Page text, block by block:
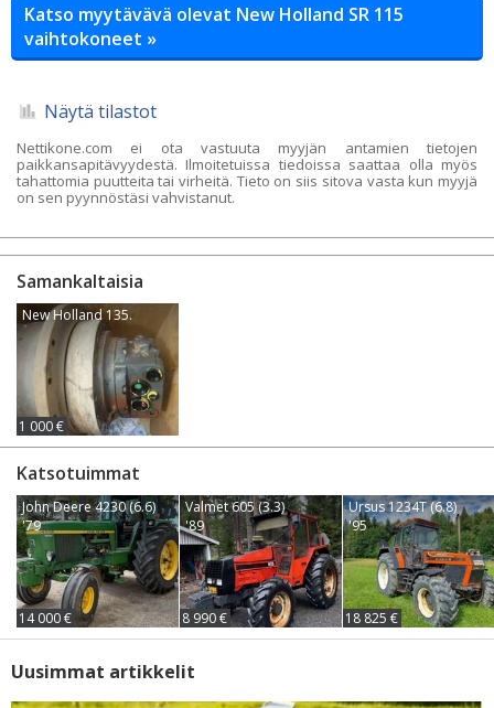
Katso myytävävä olevat New Holland SR 115
vaihtokoneet »
Näytä tilastot
Nettikone.com ei ota vastuuta myyjän antamien tietojen
paikkansapitävyydestä. Ilmoitetuissa tiedoissa saattaa olla myös
tahattomia puutteita tai virheitä. Tieto on siis sitova vasta kun myyjä
on sen pyynnöstäsi vahvistanut.
Samankaltaisia
New Holland 135.
1 000 €
Katsotuimmat
John Deere 4230 (6.6)
'79
14 000 €
Valmet 605 (3.3)
'89
8 990 €
Ursus 1234T (6.8)
'95
18 825 €
Uusimmat artikkelit